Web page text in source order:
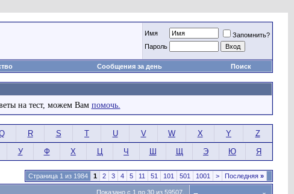
Имя
Запомнить?
Пароль
Сообщения за день Поиск
на тест, можем Вам помочь.
R S T U V W X Y
Z
У Ф Х Ц Ч Ш Щ Э Ю Я
Страница 1 из 1984 1 2 3 4 5 11 51 101 501 1001 > Последняя »
Показано с 1 по 30 из 59507.